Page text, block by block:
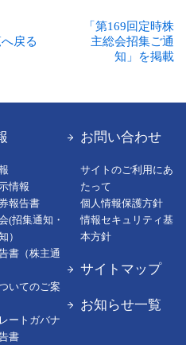
戻る
「第169回定時株
主総会招集ご通
知」を掲載
情報
報告書
(招集通知・
）
書（株主通
いてのご案
ートガバナ
書
お問い合わせ
サイトのご利用にあ
たって
個人情報保護方針
情報セキュリティ基
本方針
サイトマップ
お知らせ一覧